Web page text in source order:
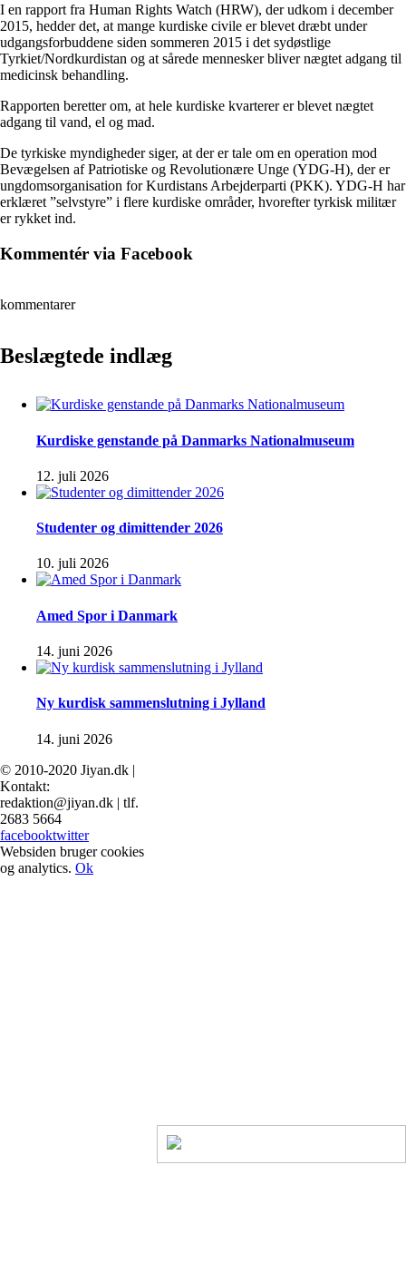
I en rapport fra Human Rights Watch (HRW), der udkom i december
2015, hedder det, at mange kurdiske civile er blevet dræbt under
udgangsforbuddene siden sommeren 2015 i det sydøstlige
Tyrkiet/Nordkurdistan og at sårede mennesker bliver nægtet adgang til
medicinsk behandling.
Rapporten beretter om, at hele kurdiske kvarterer er blevet nægtet
adgang til vand, el og mad.
De tyrkiske myndigheder siger, at der er tale om en operation mod
Bevægelsen af Patriotiske og Revolutionære Unge (YDG-H), der er
ungdomsorganisation for Kurdistans Arbejderparti (PKK). YDG-H har
erklæret ”selvstyre” i flere kurdiske områder, hvorefter tyrkisk militær
er rykket ind.
Kommentér via Facebook
kommentarer
Beslægtede indlæg
Kurdiske genstande på Danmarks Nationalmuseum
12. juli 2026
Studenter og dimittender 2026
10. juli 2026
Amed Spor i Danmark
14. juni 2026
Ny kurdisk sammenslutning i Jylland
14. juni 2026
© 2010-2020 Jiyan.dk |
Kontakt:
redaktion@jiyan.dk | tlf.
2683 5664
facebooktwitter
Websiden bruger cookies
og analytics. Ok